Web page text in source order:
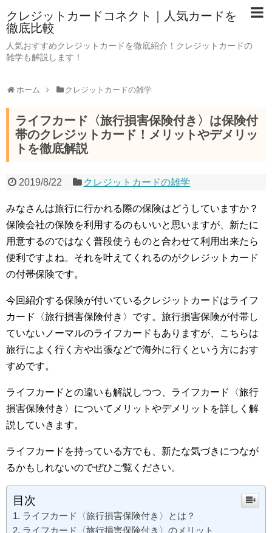
クレジットカードコネクト｜人気カードを
徹底比較
人気おすすめクレジットカードを徹底紹介！クレジットカードの
雑学も解説します！
ホーム クレジットカードの雑学
ライフカード〈旅行損害保険付き〉は保険付
帯のクレジットカード！メリットやデメリッ
トを徹底解説
2019/8/22 クレジットカードの雑学
みなさんは旅行に行かれる際の保険はどうしていますか？
保険会社の保険を利用するのもいいと思いますが、新たに
用意するのではなく普段使うものと合わせて利用出来たら
便利ですよね。それを叶えてくれるのがクレジットカード
の付帯保険です。
今回紹介する保険が付いているクレジットカードはライフ
カード〈旅行損害保険付き〉です。旅行損害保険が付帯し
ていないノーマルのライフカードもありますが、こちらは
旅行によく行く方や出張などで海外に行くという方におす
すめです。
ライフカードとの違いも解説しつつ、ライフカード〈旅行
損害保険付き〉についてメリットやデメリットを詳しく解
説していきます。
ライフカードを持っている方でも、新たな気づきにつなが
るかもしれないのでぜひご覧ください。
目次
ライフカード〈旅行損害保険付き〉とは？
ライフカード〈旅行損害保険付き〉のメリット